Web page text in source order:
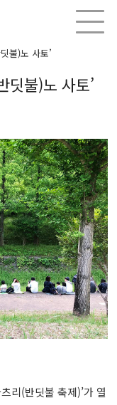
불)노 사토’
딧불)노 사토’
리(반딧불 축제)’가 열